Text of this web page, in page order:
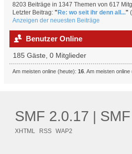
8203 Beiträge in 1347 Themen von 617
Letzter Beitrag:"Re: wo seit ihr denn all..."
Anzeigen der neuesten Beiträge
Benutzer Online
185 Gäste, 0 Mitglieder
Am meisten online (heute): 16. Am meisten
SMF 2.0.17
XHTML RSS WAP2